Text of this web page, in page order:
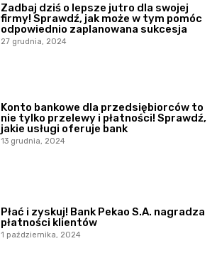
Zadbaj dziś o lepsze jutro dla swojej
firmy! Sprawdź, jak może w tym pomóc
odpowiednio zaplanowana sukcesja
27 grudnia, 2024
Konto bankowe dla przedsiębiorców to
nie tylko przelewy i płatności! Sprawdź,
jakie usługi oferuje bank
13 grudnia, 2024
Płać i zyskuj! Bank Pekao S.A. nagradza
płatności klientów
1 października, 2024